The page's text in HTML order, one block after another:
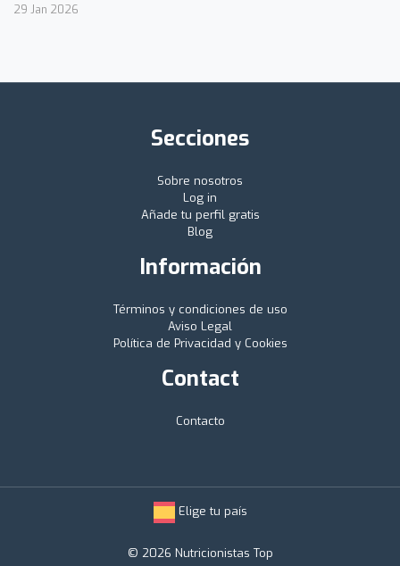
29 Jan 2026
Secciones
Sobre nosotros
Log in
Añade tu perfil gratis
Blog
Información
Términos y condiciones de uso
Aviso Legal
Política de Privacidad y Cookies
Contact
Contacto
Elige tu país
© 2026 Nutricionistas Top